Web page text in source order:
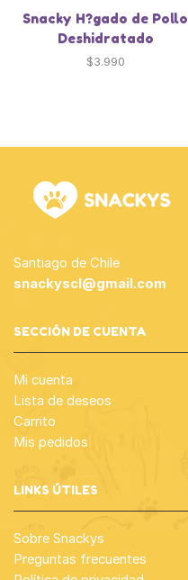
Snacky H?gado de Pollo
Deshidratado
$3.990
Santiago de Chile
snackyscl@gmail.com
SECCIÓN DE CUENTA
Mi cuenta
Lista de deseos
Carrito
Mis pedidos
LINKS ÚTILES
Sobre Snackys
Preguntas frecuentes